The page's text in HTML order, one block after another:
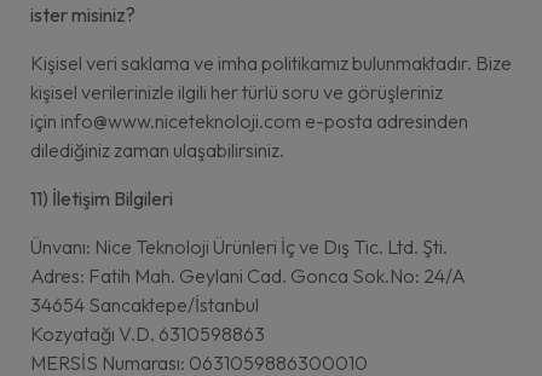
ister misiniz?
Kişisel veri saklama ve imha politikamız bulunmaktadır. Bize
kişisel verilerinizle ilgili her türlü soru ve görüşleriniz
için info@www.niceteknoloji.com e-posta adresinden
dilediğiniz zaman ulaşabilirsiniz.
11) İletişim Bilgileri
Ünvanı: Nice Teknoloji Ürünleri İç ve Dış Tic. Ltd. Şti.
Adres: Fatih Mah. Geylani Cad. Gonca Sok.No: 24/A
34654 Sancaktepe/İstanbul
Kozyatağı V.D. 6310598863
MERSİS Numarası: 0631059886300010